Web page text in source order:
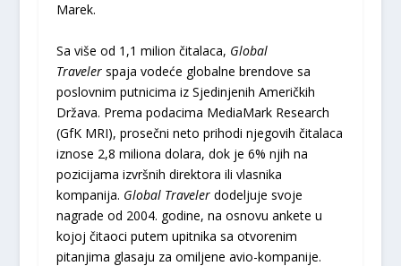
Marek.
Sa više od 1,1 milion čitalaca, Global
Travelerspaja vodeće globalne brendove sa
poslovnim putnicima iz Sjedinjenih Američkih
Država. Prema podacima MediaMark Research
(GfK MRI), prosečni neto prihodi njegovih čitalaca
iznose 2,8 miliona dolara, dok je 6% njih na
pozicijama izvršnih direktora ili vlasnika
kompanija. Global Travelerdodeljuje svoje
nagrade od 2004. godine, na osnovu ankete u
kojoj čitaoci putem upitnika sa otvorenim
pitanjima glasaju za omiljene avio-kompanije.